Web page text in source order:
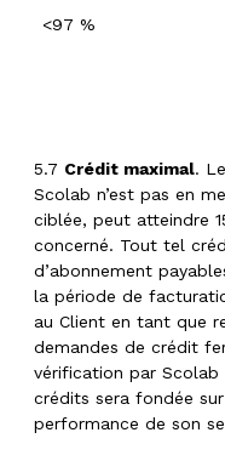
<97 %
5.7 Crédit maximal.
Scolab n’est pas en
ciblée, peut atteindre
concerné. Tout tel
d’abonnement
la période de
au Client en tant que
demandes de crédit
vérification par
crédits sera fondée
performance de son